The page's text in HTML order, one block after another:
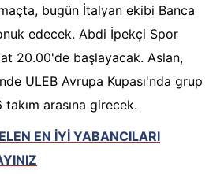
bugün İtalyan ekibi Banca
edecek. Abdi İpekçi Spor
20.00'de başlayacak. Aslan,
ULEB Avrupa Kupası'nda grup
arasına girecek.
EN İYİ YABANCILARI